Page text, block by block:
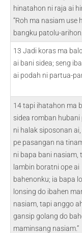
hinatahon ni raja ai
“Roh ma nasiam use
bangku patolu-
13 Jadi koras ma
ai bani sidea; seng
ai podah ni partua-
14 tapi ihatahon ma
sidea romban hubani
ni halak siposonan ai,
pe pasangan na
ni bapa bani nasiam,
lambin boratni ope ai
bahenonku; ia bapa
lonsing do ibahen
nasiam, tapi anggo
gansip golang do
maminsang nasiam.”